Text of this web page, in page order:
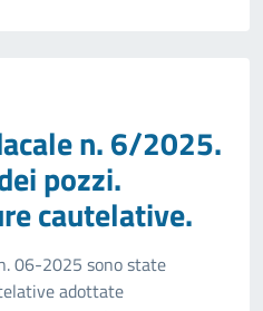
n. 6/2025.
pozzi.
cautelative.
06-2025 sono state
adottate